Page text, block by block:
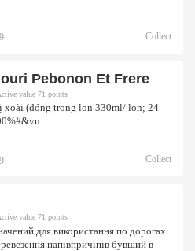
Collect
Pebonon Et Frere
value 71 points
xoài (đóng trong lon 330ml/ lon; 24
Collect
value 71 points
для використання по дорогах
напівпричіпів бувший в